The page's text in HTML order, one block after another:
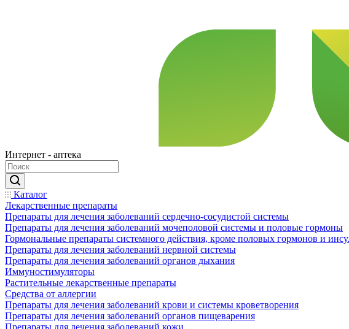
Интернет - аптека
Каталог
Лекарственные препараты
Препараты для лечения заболеваний сердечно-сосудистой системы
Препараты для лечения заболеваний мочеполовой системы и половые гормоны
Гормональные препараты системного действия, кроме половых гормонов и
Препараты для лечения заболеваний нервной системы
Препараты для лечения заболеваний органов дыхания
Иммуностимуляторы
Растительные лекарственные препараты
Средства от аллергии
Препараты для лечения заболеваний крови и системы кроветворения
Препараты для лечения заболеваний органов пищеварения
Препараты для лечения заболеваний кожи